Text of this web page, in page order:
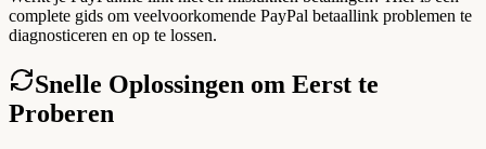
complete gids om veelvoorkomende PayPal betaallink problemen te
diagnosticeren en op te lossen.
Snelle Oplossingen om Eerst te
Proberen